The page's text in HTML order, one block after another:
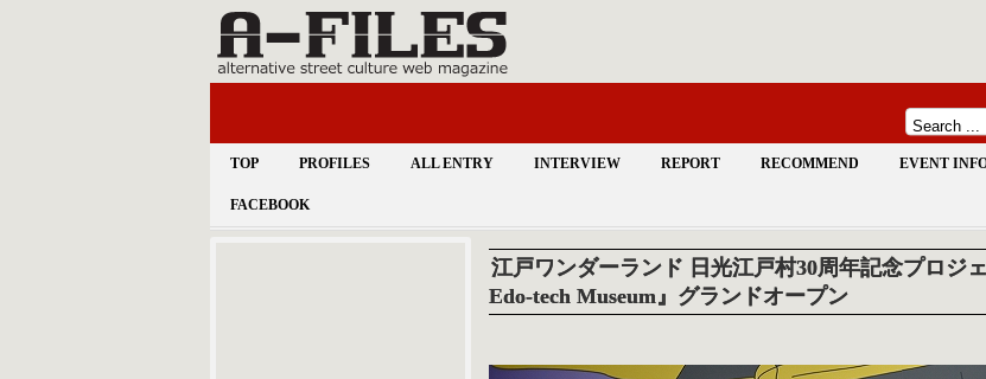
TOP PROFILES ALL ENTRY INTERVIEW REPORT RECOMMEND EVENT
FACEBOOK
江戸ワンダーランド 日光江戸村30周年記念プロジ
Edo-tech Museum』グランドオープン